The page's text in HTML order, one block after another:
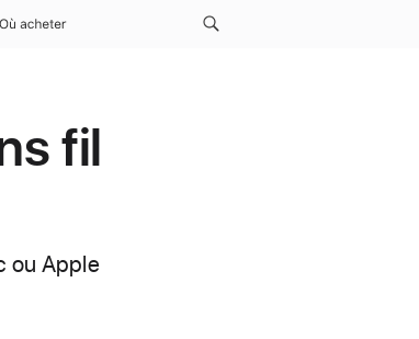
Où acheter
fil
ou Apple